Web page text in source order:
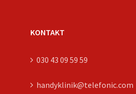
KONTAKT
030 43 09 59 59
handyklinik@telefonic.com